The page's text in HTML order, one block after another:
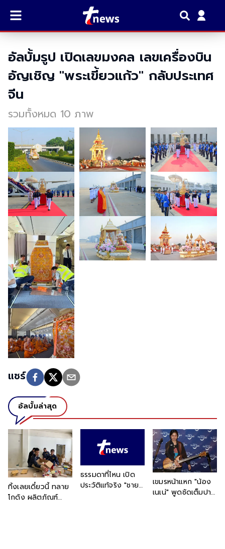
อัลบั้มรูป เปิดเลขมงคล เลขเครื่องบิน
อัญเชิญ "พระเขี้ยวแก้ว" กลับประเทศ
จีน
รวมทั้งหมด 10 ภาพ
แชร์
อัลบั้มล่าสุด
ทิ้งเลยเดี๋ยวนี้ ทลาย
โกดัง ผลิตภัณฑ์
ธรรมดาที่ไหน เปิด
ประวัติแท้จริง "ชายที่
เขมรหน้าแหก "น้อง
เนเน่" พูดชัดเต็มปาก